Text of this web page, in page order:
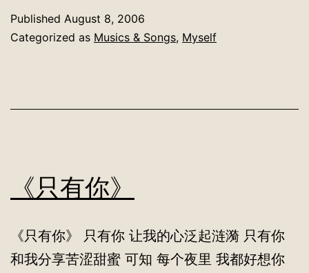
Published August 8, 2006
Categorized as Musics & Songs, Myself
《只有你》
《只有你》 只有你 让我的心泛起涟漪 只有你
和我分享苦涩甜蜜 可知 每个夜里 我都好想你